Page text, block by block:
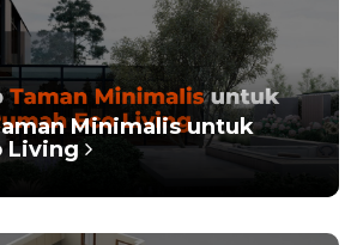
Minimalis untuk
Living